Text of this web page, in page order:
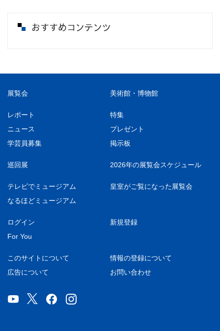
おすすめコンテンツ
展覧会 美術館・博物館
レポート
特集
ニュース
プレゼント
学芸員募集
掲示板
巡回展 2026年の展覧会スケジュール
テレビでミュージアム
皇室がご覧になった展覧会
なるほどミュージアム
ログイン
新規登録
For You
このサイトについて
情報の登録について
広告について
お問い合わせ